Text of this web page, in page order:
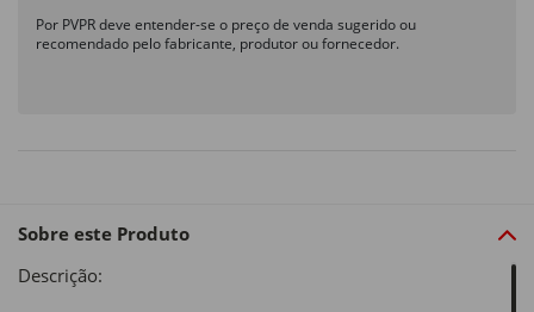
Por PVPR deve entender-se o preço de venda sugerido ou
recomendado pelo fabricante, produtor ou fornecedor.
Sobre este Produto
Descrição: